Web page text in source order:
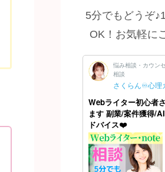
5分でもどうぞ
OK！お気軽に